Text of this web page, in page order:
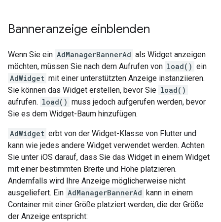
Banneranzeige einblenden
Wenn Sie ein AdManagerBannerAd als Widget anzeigen
möchten, müssen Sie nach dem Aufrufen von load() ein
AdWidget mit einer unterstützten Anzeige instanziieren.
Sie können das Widget erstellen, bevor Sie load()
aufrufen. load() muss jedoch aufgerufen werden, bevor
Sie es dem Widget-Baum hinzufügen.
AdWidget erbt von der Widget-Klasse von Flutter und
kann wie jedes andere Widget verwendet werden. Achten
Sie unter iOS darauf, dass Sie das Widget in einem Widget
mit einer bestimmten Breite und Höhe platzieren.
Andernfalls wird Ihre Anzeige möglicherweise nicht
ausgeliefert. Ein AdManagerBannerAd kann in einem
Container mit einer Größe platziert werden, die der Größe
der Anzeige entspricht: